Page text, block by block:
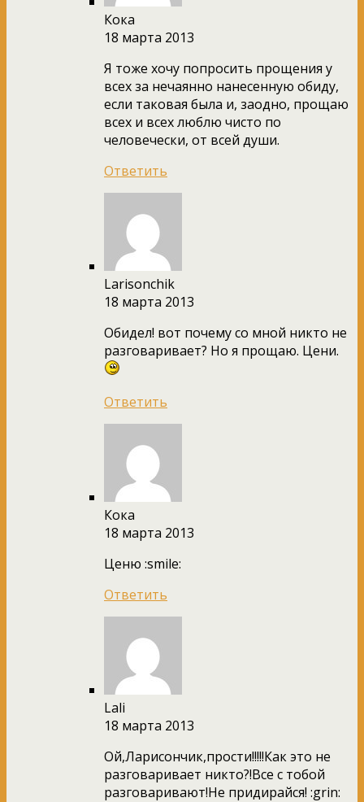
Кока
18 марта 2013
Я тоже хочу попросить прощения у
всех за нечаянно нанесенную обиду,
если таковая была и, заодно, прощаю
всех и всех люблю чисто по
человечески, от всей души.
Ответить
Larisonchik
18 марта 2013
Обидел! вот почему со мной никто не
разговаривает? Но я прощаю. Цени.
Ответить
Кока
18 марта 2013
Ценю :smile:
Ответить
Lali
18 марта 2013
Ой,Ларисончик,прости!!!!!Как это не
разговаривает никто?!Все с тобой
разговаривают!Не придирайся! :grin: